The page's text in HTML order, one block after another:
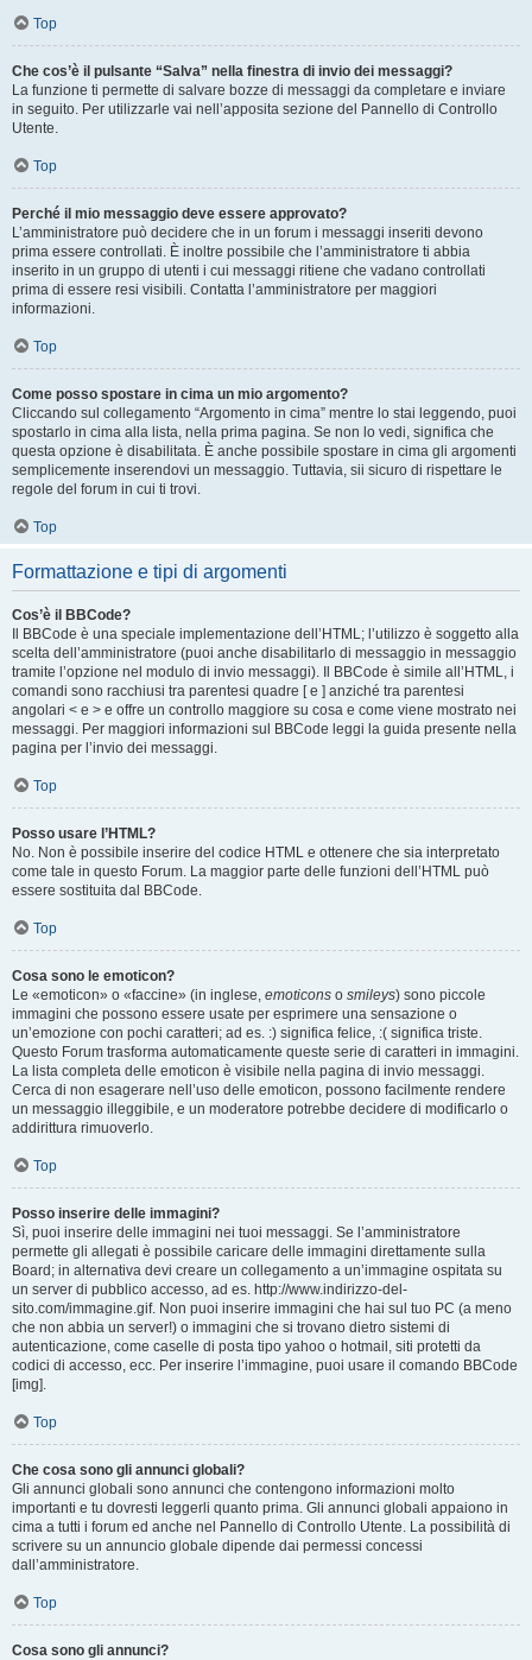
Top
Che cos’è il pulsante “Salva” nella finestra di invio dei messaggi?
La funzione ti permette di salvare bozze di messaggi da completare e inviare
in seguito. Per utilizzarle vai nell’apposita sezione del Pannello di Controllo
Utente.
Top
Perché il mio messaggio deve essere approvato?
L’amministratore può decidere che in un forum i messaggi inseriti devono
prima essere controllati. È inoltre possibile che l’amministratore ti abbia
inserito in un gruppo di utenti i cui messaggi ritiene che vadano controllati
prima di essere resi visibili. Contatta l’amministratore per maggiori
informazioni.
Top
Come posso spostare in cima un mio argomento?
Cliccando sul collegamento “Argomento in cima” mentre lo stai leggendo, puoi
spostarlo in cima alla lista, nella prima pagina. Se non lo vedi, significa che
questa opzione è disabilitata. È anche possibile spostare in cima gli argomenti
semplicemente inserendovi un messaggio. Tuttavia, sii sicuro di rispettare le
regole del forum in cui ti trovi.
Top
Formattazione e tipi di argomenti
Cos’è il BBCode?
Il BBCode è una speciale implementazione dell’HTML; l’utilizzo è soggetto alla
scelta dell’amministratore (puoi anche disabilitarlo di messaggio in messaggio
tramite l’opzione nel modulo di invio messaggi). Il BBCode è simile all’HTML, i
comandi sono racchiusi tra parentesi quadre [ e ] anziché tra parentesi
angolari < e > e offre un controllo maggiore su cosa e come viene mostrato nei
messaggi. Per maggiori informazioni sul BBCode leggi la guida presente nella
pagina per l’invio dei messaggi.
Top
Posso usare l’HTML?
No. Non è possibile inserire del codice HTML e ottenere che sia interpretato
come tale in questo Forum. La maggior parte delle funzioni dell’HTML può
essere sostituita dal BBCode.
Top
Cosa sono le emoticon?
Le «emoticon» o «faccine» (in inglese, emoticons o smileys) sono piccole
immagini che possono essere usate per esprimere una sensazione o
un’emozione con pochi caratteri; ad es. :) significa felice, :( significa triste.
Questo Forum trasforma automaticamente queste serie di caratteri in immagini.
La lista completa delle emoticon è visibile nella pagina di invio messaggi.
Cerca di non esagerare nell’uso delle emoticon, possono facilmente rendere
un messaggio illeggibile, e un moderatore potrebbe decidere di modificarlo o
addirittura rimuoverlo.
Top
Posso inserire delle immagini?
Sì, puoi inserire delle immagini nei tuoi messaggi. Se l’amministratore
permette gli allegati è possibile caricare delle immagini direttamente sulla
Board; in alternativa devi creare un collegamento a un’immagine ospitata su
un server di pubblico accesso, ad es. http://www.indirizzo-del-
sito.com/immagine.gif. Non puoi inserire immagini che hai sul tuo PC (a meno
che non abbia un server!) o immagini che si trovano dietro sistemi di
autenticazione, come caselle di posta tipo yahoo o hotmail, siti protetti da
codici di accesso, ecc. Per inserire l’immagine, puoi usare il comando BBCode
[img].
Top
Che cosa sono gli annunci globali?
Gli annunci globali sono annunci che contengono informazioni molto
importanti e tu dovresti leggerli quanto prima. Gli annunci globali appaiono in
cima a tutti i forum ed anche nel Pannello di Controllo Utente. La possibilità di
scrivere su un annuncio globale dipende dai permessi concessi
dall’amministratore.
Top
Cosa sono gli annunci?